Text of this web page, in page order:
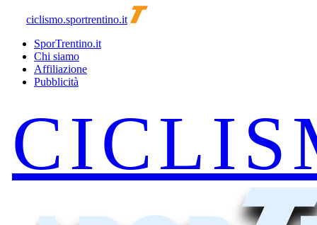
ciclismo.sportrentino.it
SporTrentino.it
Chi siamo
Affiliazione
Pubblicità